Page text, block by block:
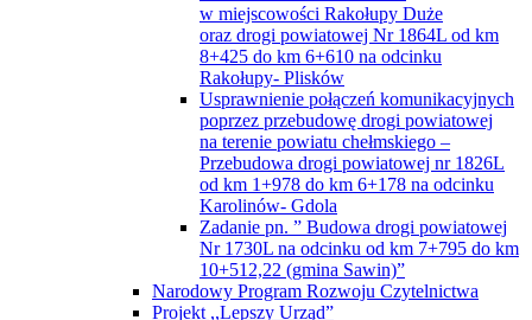
Przebudowa drogi powiatowej Nr 1863L
od km 4+437 do km 8+852
w miejscowości Rakołupy Duże
oraz drogi powiatowej Nr 1864L od km
8+425 do km 6+610 na odcinku
Rakołupy- Plisków
Usprawnienie połączeń komunikacyjnych
poprzez przebudowę drogi powiatowej
na terenie powiatu chełmskiego –
Przebudowa drogi powiatowej nr 1826L
od km 1+978 do km 6+178 na odcinku
Karolinów- Gdola
Zadanie pn. ” Budowa drogi powiatowej
Nr 1730L na odcinku od km 7+795 do km
10+512,22 (gmina Sawin)”